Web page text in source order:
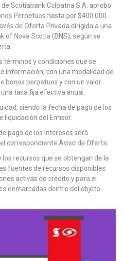
Scotiabank Colpatria S.A. aprobó
Perpetuos hasta por $400.000
de Oferta Privada dirigida a una
of Nova Scotia (BNS), según se
términos y condiciones que se
Información, con una modalidad de
bonos perpetuos y con un valor
tasa fija efectiva anual.
siendo la fecha de pago de los
liquidación del Emisor.
pago de los Intereses será
correspondiente Aviso de Oferta.
recursos que se obtengan de la
fuentes de recursos disponibles
activas de crédito y para el
enmarcadas dentro del objeto